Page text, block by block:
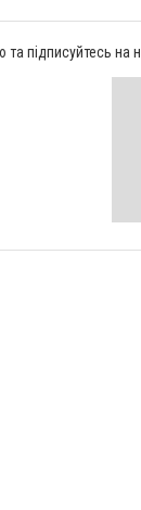
та підписуйтесь на